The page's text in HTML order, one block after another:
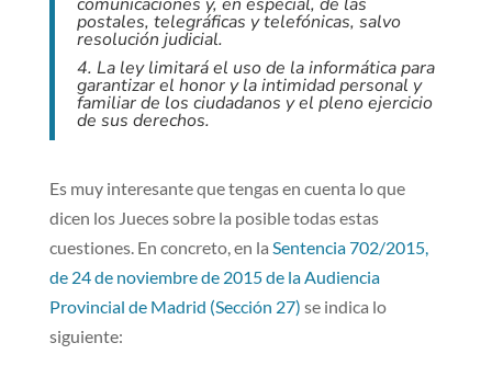
postales, telegráficas y telefónicas, salvo
resolución judicial.
4. La ley limitará el uso de la informática para
garantizar el honor y la intimidad personal y
familiar de los ciudadanos y el pleno ejercicio
de sus derechos.
Es muy interesante que tengas en cuenta lo que
dicen los Jueces sobre la posible todas estas
cuestiones. En concreto, en la Sentencia 702/2015,
de 24 de noviembre de 2015 de la Audiencia
Provincial de Madrid (Sección 27) se indica lo
siguiente: